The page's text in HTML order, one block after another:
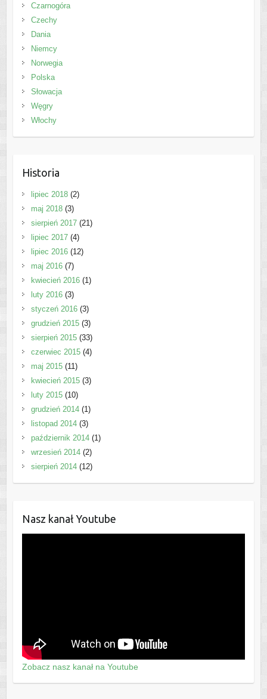
Czarnogóra
Czechy
Dania
Niemcy
Norwegia
Polska
Słowacja
Węgry
Włochy
Historia
lipiec 2018(2)
maj 2018(3)
sierpień 2017(21)
lipiec 2017(4)
lipiec 2016(12)
maj 2016(7)
kwiecień 2016(1)
luty 2016(3)
styczeń 2016(3)
grudzień 2015(3)
sierpień 2015(33)
czerwiec 2015(4)
maj 2015(11)
kwiecień 2015(3)
luty 2015(10)
grudzień 2014(1)
listopad 2014(3)
październik 2014(1)
wrzesień 2014(2)
sierpień 2014(12)
Nasz kanał Youtube
Zobacz nasz kanał na Youtube